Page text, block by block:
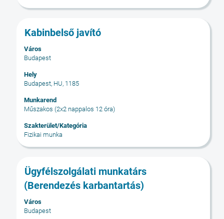
Cím
Kabinbelső javító
Város
Budapest
Hely
Budapest, HU, 1185
Munkarend
Műszakos (2x2 nappalos 12 óra)
Szakterület/Kategória
Fizikai munka
Jelölje
a
szóköz
billentyűvel
az
állásinformáció
teljes
megtekintéséhez.
Cím
Ügyfélszolgálati munkatárs
(Berendezés karbantartás)
Város
Budapest
Jelölje
ki
a
szóköz
billentyűvel